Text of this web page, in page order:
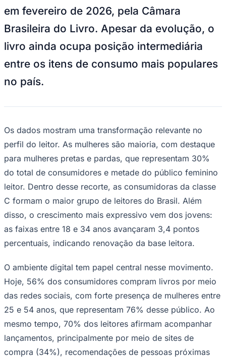
Competições de Futebol
Brasileirão Série A
Brasileirão Série B
Paulistão
Copa do Brasil
Libertadores
Sul-Americana
Copa América
Champions League
La Liga
Times - Ir direto
em fevereiro de 2026, pela Câmara
Brasileira do Livro. Apesar da evolução, o
livro ainda ocupa posição intermediária
entre os itens de consumo mais populares
no país.
Os dados mostram uma transformação relevante no
perfil do leitor. As mulheres são maioria, com destaque
para mulheres pretas e pardas, que representam 30%
do total de consumidores e metade do público feminino
leitor. Dentro desse recorte, as consumidoras da classe
C formam o maior grupo de leitores do Brasil. Além
disso, o crescimento mais expressivo vem dos jovens:
as faixas entre 18 e 34 anos avançaram 3,4 pontos
percentuais, indicando renovação da base leitora.
O ambiente digital tem papel central nesse movimento.
Hoje, 56% dos consumidores compram livros por meio
das redes sociais, com forte presença de mulheres entre
25 e 54 anos, que representam 76% desse público. Ao
mesmo tempo, 70% dos leitores afirmam acompanhar
lançamentos, principalmente por meio de sites de
compra (34%), recomendações de pessoas próximas